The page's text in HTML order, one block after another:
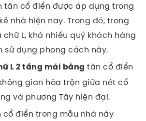
tân cổ điển được áp dụng trong
nhà hiện nay. Trong đó, trong
L, khá nhiều quý khách hàng
sử dụng phong cách này.
L 2 tầng mái bằng tân cổ điển
gian hòa trộn giữa nét cổ
và phương Tây hiện đại.
cổ điển trong mẫu nhà này